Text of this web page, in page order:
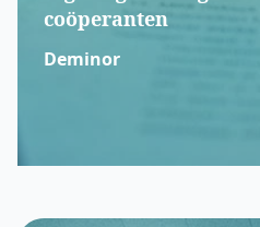
coöperanten
Deminor